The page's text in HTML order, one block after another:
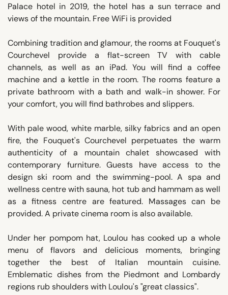
Palace hotel in 2019, the hotel has a sun terrace and
views of the mountain. Free WiFi is provided
Combining tradition and glamour, the rooms at Fouquet's
Courchevel provide a flat-screen TV with cable
channels, as well as an iPad. You will find a coffee
machine and a kettle in the room. The rooms feature a
private bathroom with a bath and walk-in shower. For
your comfort, you will find bathrobes and slippers.
With pale wood, white marble, silky fabrics and an open
fire, the Fouquet's Courchevel perpetuates the warm
authenticity of a mountain chalet showcased with
contemporary furniture. Guests have access to the
design ski room and the swimming-pool. A spa and
wellness centre with sauna, hot tub and hammam as well
as a fitness centre are featured. Massages can be
provided. A private cinema room is also available.
Under her pompom hat, Loulou has cooked up a whole
menu of flavors and delicious moments, bringing
together the best of Italian mountain cuisine.
Emblematic dishes from the Piedmont and Lombardy
regions rub shoulders with Loulou's "great classics".